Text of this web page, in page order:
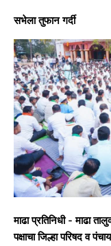
सभेला तुफान गर्दी
माढा प्रतिनिधी - माढा
पक्षाचा जिल्हा परिषद व